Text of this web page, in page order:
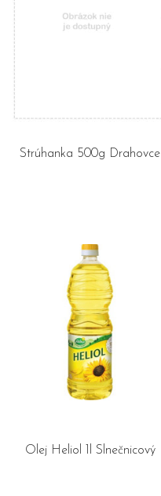
Strúhanka 500g Drahovce
Olej Heliol 1l Slnečnicový